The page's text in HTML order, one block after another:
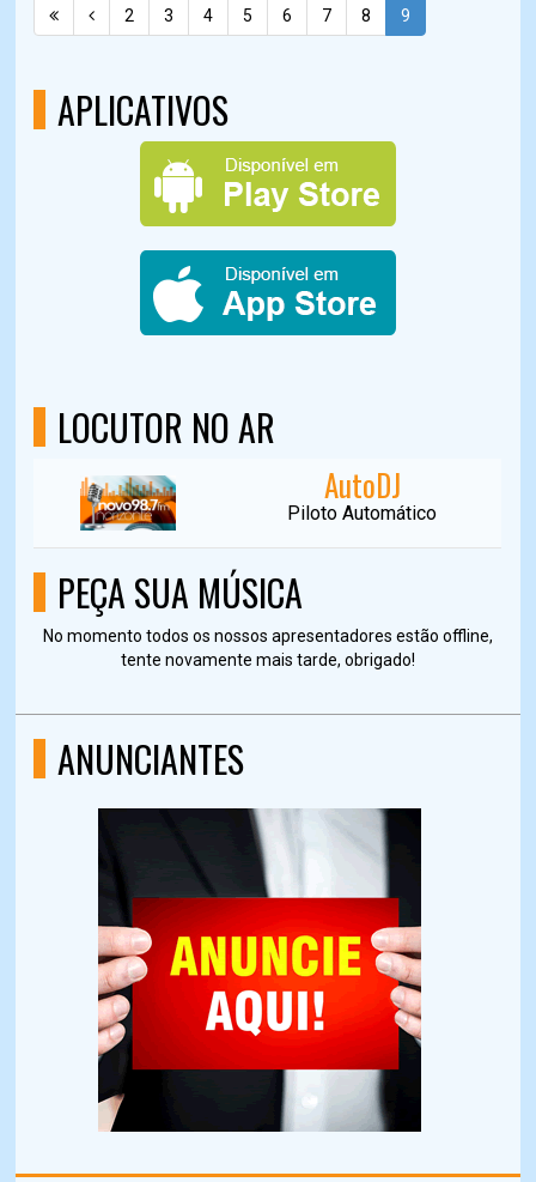
2 3 4 5 6 7 8 9
APLICATIVOS
LOCUTOR NO AR
AutoDJ
Piloto Automático
PEÇA SUA MÚSICA
No momento todos os nossos apresentadores estão offline,
tente novamente mais tarde, obrigado!
ANUNCIANTES